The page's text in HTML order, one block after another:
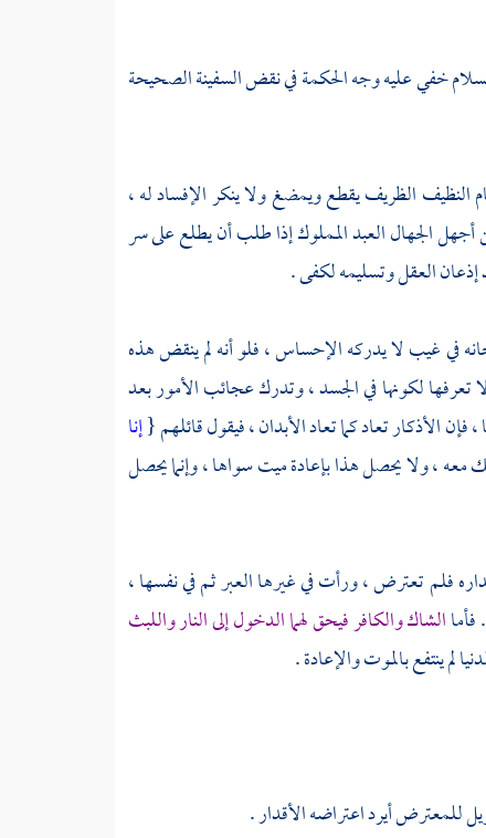
خفي عليه وجه الحكمة في نقض السفينة الصحيحة
النظيف الظريف يقطع ويمضغ ولا ينكر الإفساد له ،
أجهل الجهال العبد المملوك إذا طلب أن يطلع على سر
إذعان العقل وتسليمه لكفى .
في غيب لا يدركه الإحساس ، فلو أنه لم ينقض هذه
تعرفها لكونها في الجسد ، وتدرك عجائب الأمور بعد
الأذكار تعاد كما تعاد الأبدان ، فيقول قائلهم {إنا
، ولا يحصل هذا بإعادة ميت سواها ، وإنما يحصل
فلم تعترض ، ورأت في غيرها العبر ثم في نفسها ،
الشاك والكافر فيحق لهما الدخول إلى النار واللبث
لم ينتفع بالموت والإعادة .
للمعترض أيرد اعتراضه الأقدار .